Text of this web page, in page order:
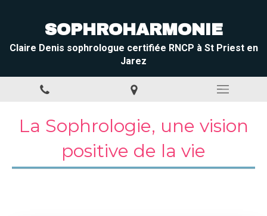
SOPHROHARMONIE
Claire Denis sophrologue certifiée RNCP à St Priest en
Jarez
La Sophrologie, une vision
positive de la vie